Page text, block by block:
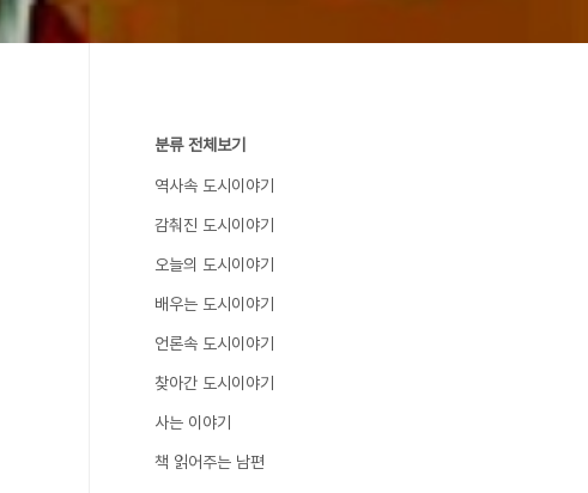
분류 전체보기
역사속 도시이야기
감춰진 도시이야기
오늘의 도시이야기
배우는 도시이야기
언론속 도시이야기
찾아간 도시이야기
사는 이야기
책 읽어주는 남편